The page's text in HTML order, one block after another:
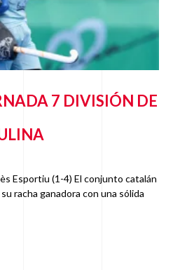
7 DIVISIÓN DE
Esportiu (1-4) El conjunto catalán
racha ganadora con una sólida